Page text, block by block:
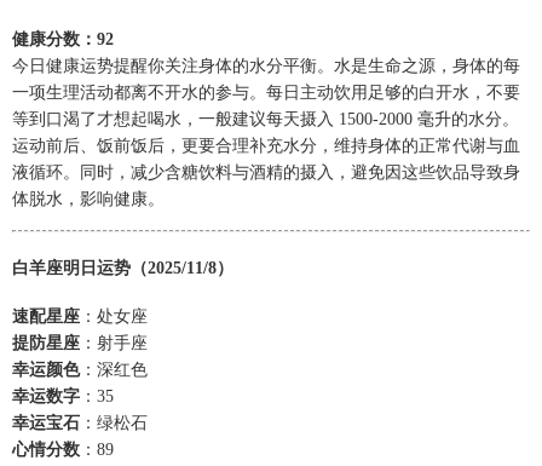
健康分数：92
今日健康运势提醒你关注身体的水分平衡。水是生命之源，身体的每
一项生理活动都离不开水的参与。每日主动饮用足够的白开水，不要
等到口渴了才想起喝水，一般建议每天摄入 1500-2000 毫升的水分。
运动前后、饭前饭后，更要合理补充水分，维持身体的正常代谢与血
液循环。同时，减少含糖饮料与酒精的摄入，避免因这些饮品导致身
体脱水，影响健康。
白羊座明日运势（2025/11/8）
速配星座 ：处女座
提防星座 ：射手座
幸运颜色：深红色
幸运数字 ：35
幸运宝石 ：绿松石
心情分数 ：89